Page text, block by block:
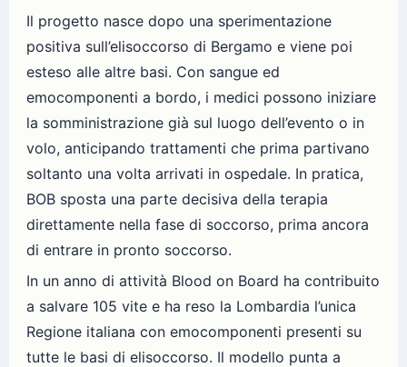
Il progetto nasce dopo una sperimentazione
positiva sull’elisoccorso di Bergamo e viene poi
esteso alle altre basi. Con sangue ed
emocomponenti a bordo, i medici possono iniziare
la somministrazione già sul luogo dell’evento o in
volo, anticipando trattamenti che prima partivano
soltanto una volta arrivati in ospedale. In pratica,
BOB sposta una parte decisiva della terapia
direttamente nella fase di soccorso, prima ancora
di entrare in pronto soccorso.
In un anno di attività Blood on Board ha contribuito
a salvare 105 vite e ha reso la Lombardia l’unica
Regione italiana con emocomponenti presenti su
tutte le basi di elisoccorso. Il modello punta a